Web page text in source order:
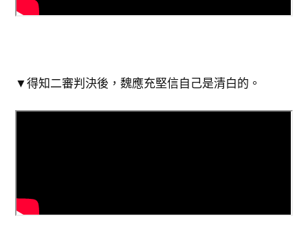
▼得知二審判決後，魏應充堅信自己是清白的。